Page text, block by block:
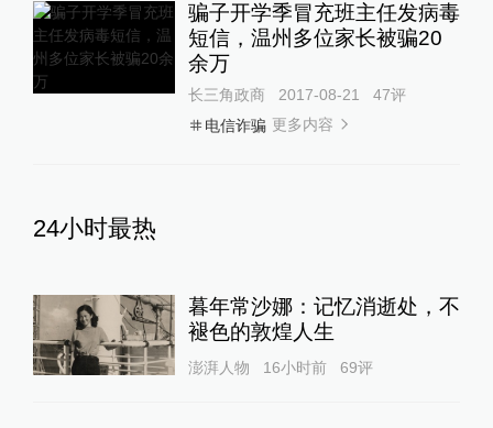
骗子开学季冒充班主任发病毒
短信，温州多位家长被骗20
余万
长三角政商 2017-08-21 47评
电信诈骗 更多内容
24小时最热
暮年常沙娜：记忆消逝处，不
褪色的敦煌人生
澎湃人物 16小时前 69评